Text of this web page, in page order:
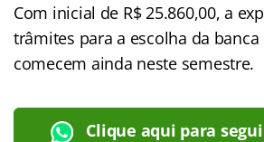
Com inicial de R$ 25.860,00, a
trâmites para a escolha da
comecem ainda neste semestre.
Clique aqui para